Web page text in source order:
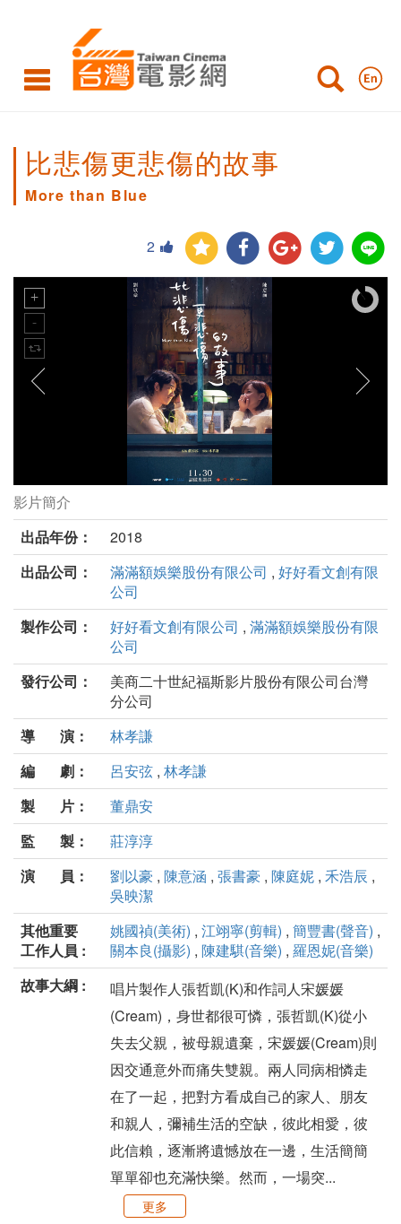
比悲傷更悲傷的故事
More than Blue
2
比悲傷更悲傷的故事劇照
影片簡介
出品年份：
2018
出品公司：
滿滿額娛樂股份有限公司 , 好好看文創有限
公司
製作公司：
好好看文創有限公司 , 滿滿額娛樂股份有限
公司
發行公司：
美商二十世紀福斯影片股份有限公司台灣
分公司
導 演：
林孝謙
編 劇：
呂安弦 , 林孝謙
製 片：
董鼎安
監 製：
莊淳淳
演 員：
劉以豪 , 陳意涵 , 張書豪 , 陳庭妮 , 禾浩辰 ,
吳映潔
其他重要
工作人員 :
姚國禎(美術) , 江翊寧(剪輯) , 簡豐書(聲音) ,
關本良(攝影) , 陳建騏(音樂) , 羅恩妮(音樂)
故事大綱 :
唱片製作人張哲凱(K)和作詞人宋媛媛
(Cream)，身世都很可憐，張哲凱(K)從小
失去父親，被母親遺棄，宋媛媛(Cream)則
因交通意外而痛失雙親。兩人同病相憐走
在了一起，把對方看成自己的家人、朋友
和親人，彌補生活的空缺，彼此相愛，彼
此信賴，逐漸將遺憾放在一邊，生活簡簡
單單卻也充滿快樂。然而，一場突...
更多